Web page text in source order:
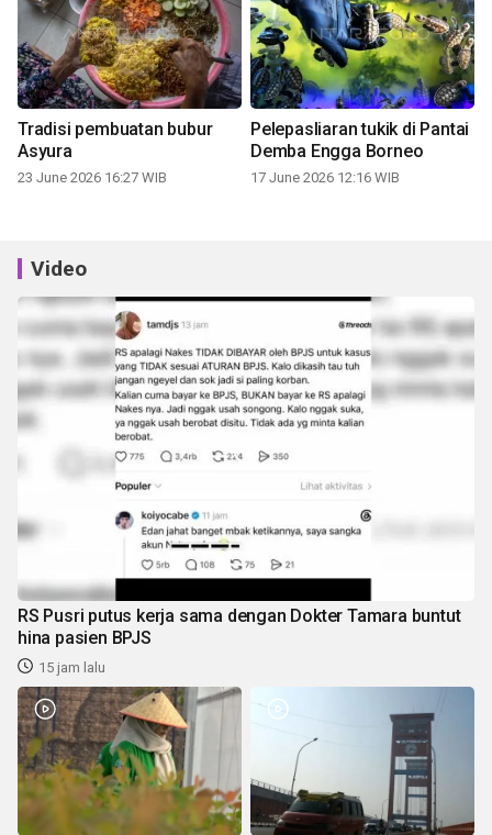
Tradisi pembuatan bubur
Asyura
23 June 2026 16:27 WIB
Pelepasliaran tukik di Pantai
Demba Engga Borneo
17 June 2026 12:16 WIB
Video
RS Pusri putus kerja sama dengan Dokter Tamara buntut
hina pasien BPJS
15 jam lalu